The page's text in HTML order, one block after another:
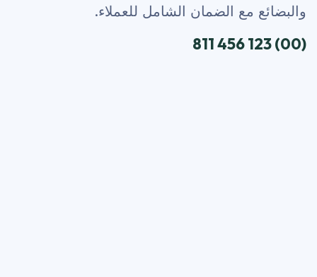
والبضائع مع الضمان الشامل للعملاء.
(00) 123 456 811